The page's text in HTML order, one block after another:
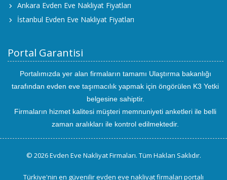
Ankara Evden Eve Nakliyat Fiyatları
İstanbul Evden Eve Nakliyat Fiyatları
Portal Garantisi
Portalımızda yer alan firmaların tamamı Ulaştırma bakanlığı
tarafından evden eve taşımacılık yapmak için öngörülen K3 Yetki
belgesine sahiptir.
Firmaların hizmet kalitesi müşteri memnuniyeti anketleri ile belli
zaman aralıkları ile kontrol edilmektedir.
© 2026 Evden Eve Nakliyat Firmaları. Tüm Hakları Saklıdır.
Türkiye'nin en güvenilir evden eve nakliyat firmaları portalı